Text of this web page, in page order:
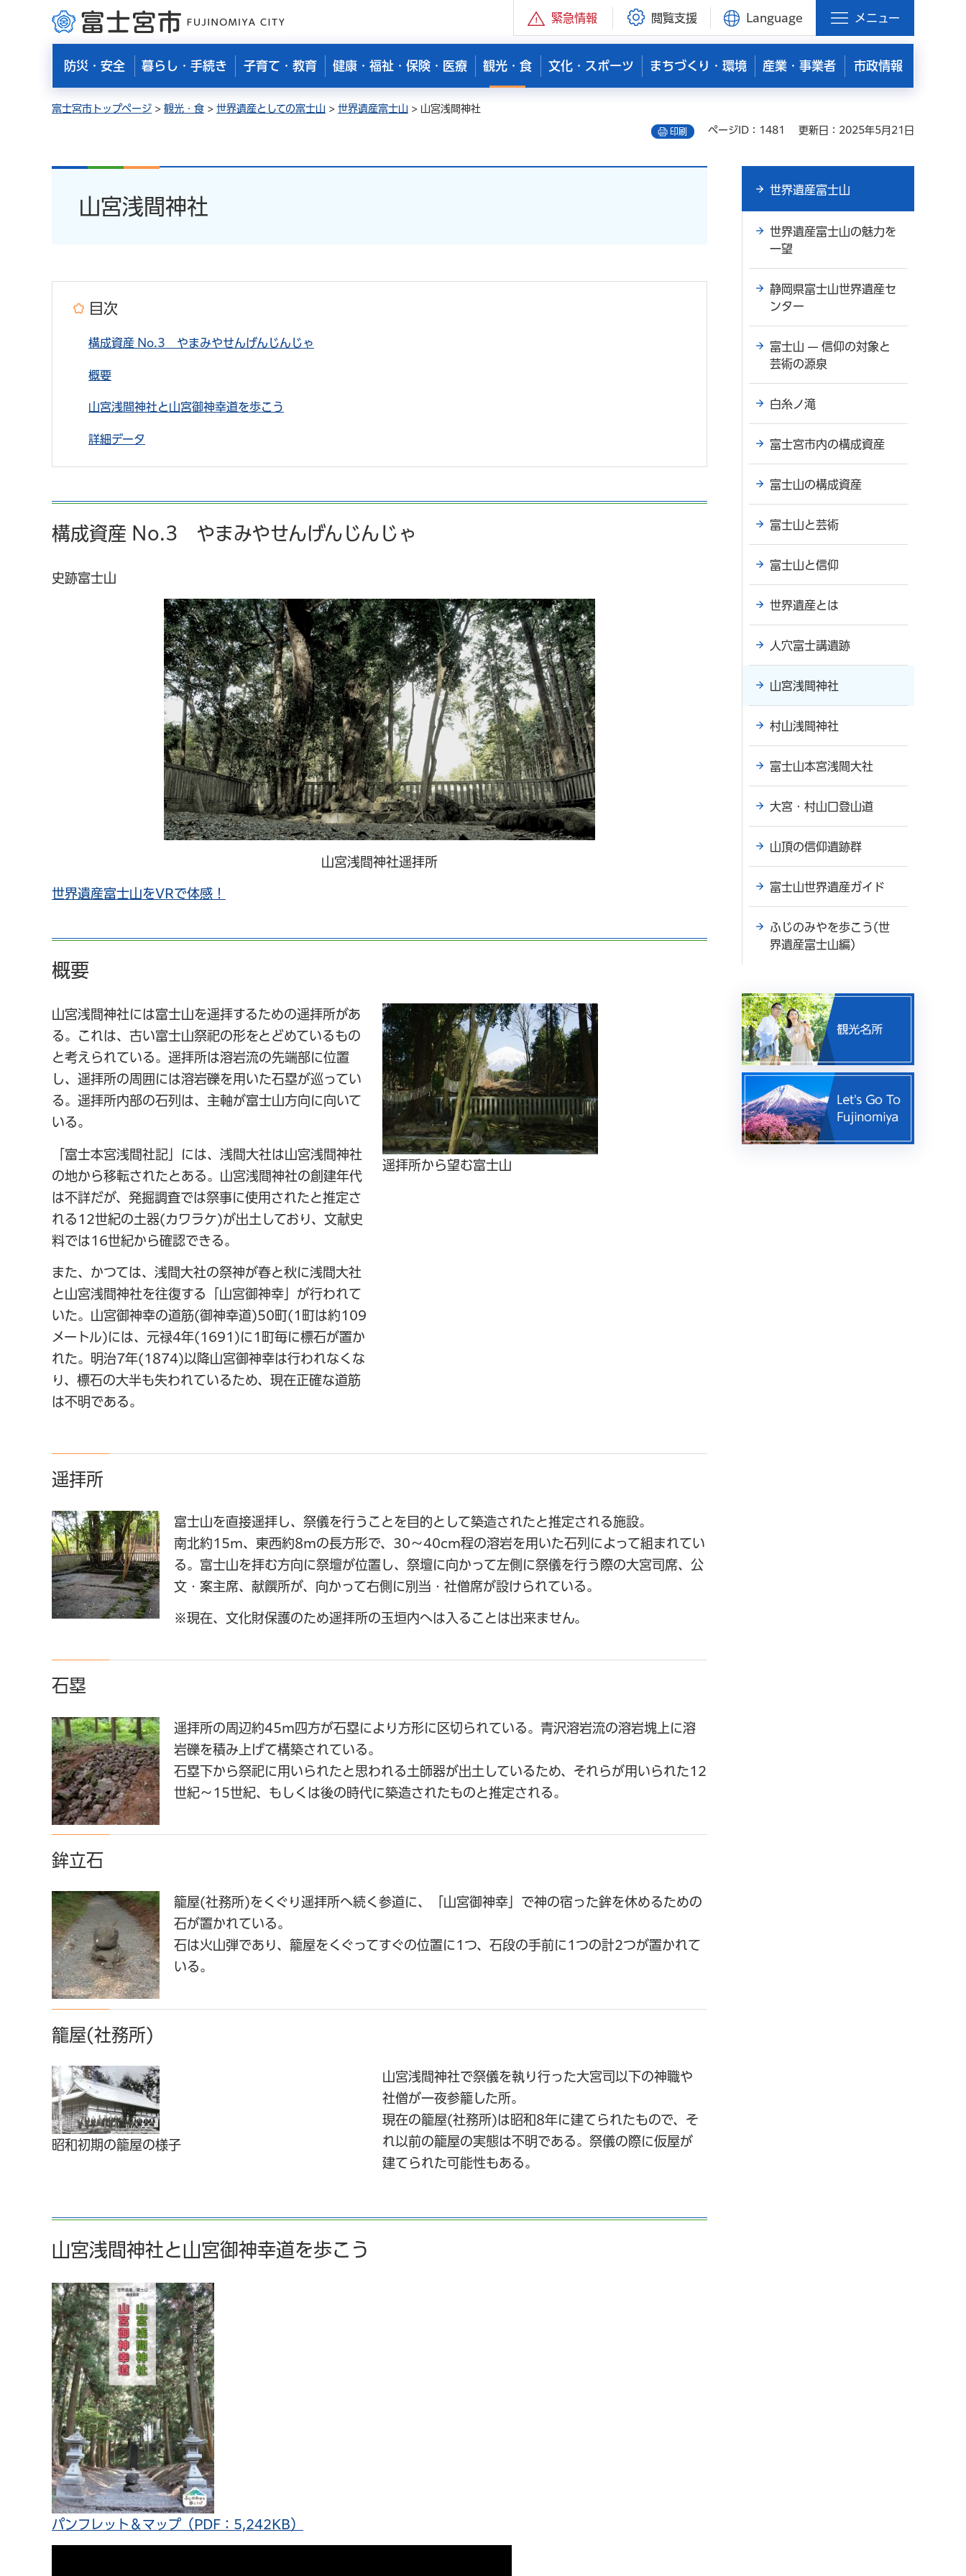
富士宮市 緊急情報 閲覧支援 Language メニュー
防災・安全 暮らし・手続き 子育て・教育 健康・福祉・保険・医療 観光・食 文化・スポーツ まちづくり・環境 産業・事業者 市政情報
富士宮市トップページ > 観光・食 > 世界遺産としての富士山 > 世界遺産富士山 > 山宮浅間神社
印刷 ページID：1481 更新日：2025年5月21日
山宮浅間神社
目次
構成資産 No.3 やまみやせんげんじんじゃ
概要
山宮浅間神社と山宮御神幸道を歩こう
詳細データ
構成資産 No.3 やまみやせんげんじんじゃ
史跡富士山
山宮浅間神社遥拝所
世界遺産富士山をVRで体感！
概要
山宮浅間神社には富士山を遥拝するための遥拝所があ
る。これは、古い富士山祭祀の形をとどめているもの
と考えられている。遥拝所は溶岩流の先端部に位置
し、遥拝所の周囲には溶岩礫を用いた石塁が巡ってい
る。遥拝所内部の石列は、主軸が富士山方向に向いて
いる。
「富士本宮浅間社記」には、浅間大社は山宮浅間神社
の地から移転されたとある。山宮浅間神社の創建年代
は不詳だが、発掘調査では祭事に使用されたと推定さ
れる12世紀の土器(カワラケ)が出土しており、文献史
料では16世紀から確認できる。
また、かつては、浅間大社の祭神が春と秋に浅間大社
と山宮浅間神社を往復する「山宮御神幸」が行われて
いた。山宮御神幸の道筋(御神幸道)50町(1町は約109
メートル)には、元禄4年(1691)に1町毎に標石が置か
れた。明治7年(1874)以降山宮御神幸は行われなくな
り、標石の大半も失われているため、現在正確な道筋
は不明である。
遥拝所から望む富士山
遥拝所
富士山を直接遥拝し、祭儀を行うことを目的として築造されたと推定される施設。
南北約15m、東西約8mの長方形で、30～40cm程の溶岩を用いた石列によって組まれてい
る。富士山を拝む方向に祭壇が位置し、祭壇に向かって左側に祭儀を行う際の大宮司席、公
文・案主席、献饌所が、向かって右側に別当・社僧席が設けられている。
※現在、文化財保護のため遥拝所の玉垣内へは入ることは出来ません。
石塁
遥拝所の周辺約45m四方が石塁により方形に区切られている。青沢溶岩流の溶岩塊上に溶
岩礫を積み上げて構築されている。
石塁下から祭祀に用いられたと思われる土師器が出土しているため、それらが用いられた12
世紀～15世紀、もしくは後の時代に築造されたものと推定される。
鉾立石
籠屋(社務所)をくぐり遥拝所へ続く参道に、「山宮御神幸」で神の宿った鉾を休めるための
石が置かれている。
石は火山弾であり、籠屋をくぐってすぐの位置に1つ、石段の手前に1つの計2つが置かれて
いる。
籠屋(社務所)
昭和初期の籠屋の様子
山宮浅間神社で祭儀を執り行った大宮司以下の神職や
社僧が一夜参籠した所。
現在の籠屋(社務所)は昭和8年に建てられたもので、そ
れ以前の籠屋の実態は不明である。祭儀の際に仮屋が
建てられた可能性もある。
山宮浅間神社と山宮御神幸道を歩こう
パンフレット＆マップ（PDF：5,242KB）
世界遺産富士山
世界遺産富士山の魅力を
一望
静岡県富士山世界遺産セ
ンター
富士山 — 信仰の対象と
芸術の源泉
白糸ノ滝
富士宮市内の構成資産
富士山の構成資産
富士山と芸術
富士山と信仰
世界遺産とは
人穴富士講遺跡
山宮浅間神社
村山浅間神社
富士山本宮浅間大社
大宮・村山口登山道
山頂の信仰遺跡群
富士山世界遺産ガイド
ふじのみやを歩こう(世
界遺産富士山編)